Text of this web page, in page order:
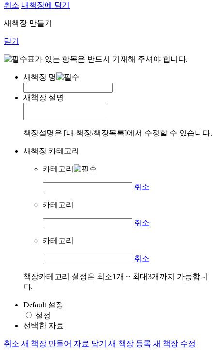
취소 내책장에 담기
새책장 만들기
닫기
표가 있는 항목은 반드시 기재해 주셔야 합니다.
새책장 명
새책장 설명
책장설명은 [내 책장/책장목록]에서 수정할 수 있습니다.
새책장 카테고리
카테고리
취소
카테고리
취소
카테고리
취소
책장카테고리 설정은 최소1개 ~ 최대3개까지 가능합니
다.
Default 설정
설정
선택한 자료
취소 새 책장 만들어 자료 담기 새 책장 등록 새 책장 수정